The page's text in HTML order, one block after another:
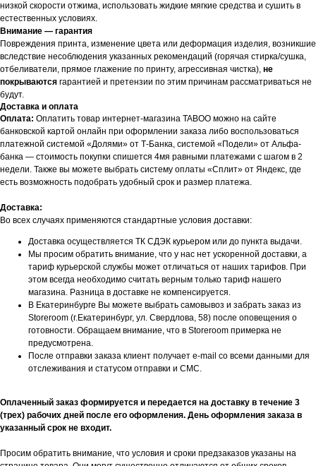
низкой скорости отжима, использовать жидкие мягкие средства и сушить в
естественных условиях.
Внимание — гарантия
Повреждения принта, изменение цвета или деформация изделия, возникшие
вследствие несоблюдения указанных рекомендаций (горячая стирка/сушка,
отбеливатели, прямое глажение по принту, агрессивная чистка), не
покрываются гарантией и претензии по этим причинам рассматриваться не
будут.
Доставка и оплата
Оплата: Оплатить товар интернет-магазина TABOO можно на сайте
банковской картой онлайн при оформлении заказа либо воспользоваться
платежной системой «Долями» от Т-Банка, системой «Подели» от Альфа-
банка — стоимость покупки спишется 4мя равными платежами с шагом в 2
недели. Также вы можете выбрать систему оплаты «Сплит» от Яндекс, где
есть возможность подобрать удобный срок и размер платежа.
Доставка:
Во всех случаях применяются стандартные условия доставки:
Доставка осуществляется ТК СДЭК курьером или до пункта выдачи.
Мы просим обратить внимание, что у нас нет ускоренной доставки, а
тариф курьерской службы может отличаться от наших тарифов. При
этом всегда необходимо считать верным только тариф нашего
магазина. Разница в доставке не компенсируется.
В Екатеринбурге Вы можете выбрать самовывоз и забрать заказ из
Storeroom (г.Екатеринбург, ул. Свердлова, 58) после оповещения о
готовности. Обращаем внимание, что в Storeroom примерка не
предусмотрена.
После отправки заказа клиент получает e-mail со всеми данными для
отслеживания и статусом отправки и СМС.
Оплаченный заказ формируется и передается на доставку в течение 3
(трех) рабочих дней после его оформления. День оформления заказа в
указанный срок не входит.
Просим обратить внимание, что условия и сроки предзаказов указаны на
БУДЬТЕ В КУРСЕ НАШИХ